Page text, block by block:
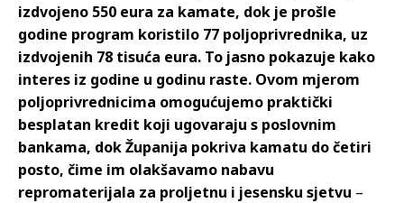
izdvojeno 550 eura za kamate, dok je prošle
godine program koristilo 77 poljoprivrednika, uz
izdvojenih 78 tisuća eura. To jasno pokazuje kako
interes iz godine u godinu raste. Ovom mjerom
poljoprivrednicima omogućujemo praktički
besplatan kredit koji ugovaraju s poslovnim
bankama, dok Županija pokriva kamatu do četiri
posto, čime im olakšavamo nabavu
repromaterijala za proljetnu i jesensku sjetvu –